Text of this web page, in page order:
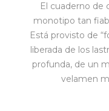
El cuaderno de
monotipo tan
Está provisto de
liberada de los
profunda, de un
velamen